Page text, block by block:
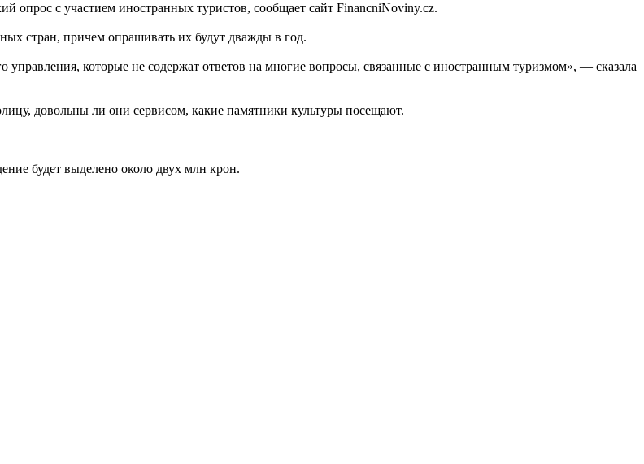
опрос с участием иностранных туристов, сообщает сайт FinancniNoviny.cz.
стран, причем опрашивать их будут дважды в год.
управления, которые не содержат ответов на многие вопросы, связанные с иностранным туризмом», — сказала
довольны ли они сервисом, какие памятники культуры посещают.
будет выделено около двух млн крон.